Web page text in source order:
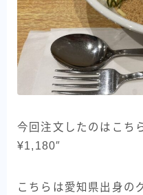
今回注文したのはこち
¥1,180″
こちらは愛知県出身の